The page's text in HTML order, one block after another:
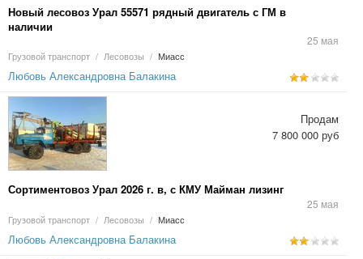
Новый лесовоз Урал 55571 рядный двигатель с ГМ в
наличии
25 мая
Грузовой транспорт / Лесовозы / Миасс
Любовь Александровна Балакина
Сортиментовоз Урал 2026 г. в, с КМУ Майман лизинг
25 мая
Грузовой транспорт / Лесовозы / Миасс
Продам
7 800 000 руб
Любовь Александровна Балакина